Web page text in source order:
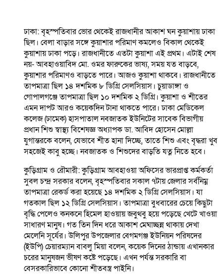
ঢাকা: বৃহস্পতিবার ভোর থেকেই রাজধানীর আকাশ ঘন কুয়াশায় ঢাকা
ছিল। বেলা বাড়ার সঙ্গে কুয়াশার পরিমাণ কমলেও বিকাল থেকেই
কুয়াশায় ঢাকা পড়ে। রাজধানীতে এতটা কুয়াশা এই প্রথম। এটাই শেষ
নয়- আবহাওয়াবিদ মো. ওমর ফারুকের ভাষ্য, সময় যত বাড়বে,
কুয়াশার পরিমাণও বাড়তে পারে। আজও কুয়াশা থাকবে। রাজধানীতে
তাপমাত্রা ছিল ১৪ দশমিক ৮ ডিগ্রি সেলসিয়াস। চুয়াডাঙ্গা ও
গোপালগঞ্জে তাপমাত্রা ছিল ১০ দশমিক ২ ডিগ্রি। কুয়াশা ও শীতের
এমন দাপট আরও কয়েকদিন টানা থাকতে পারে। ঢাকা মেডিকেল
কলেজ (ঢামেক) হাসপাতাল নবজাতক ইউনিটের সাবেক বিভাগীয়
প্রধান শিশু স্বাস্থ্য বিশেষজ্ঞ অধ্যাপক ডা. আবিদ হোসেন মোল্লা
যুগান্তরকে বলেন, যেভাবে শীত হানা দিচ্ছে, তাতে শিশু এবং বৃদ্ধরা খুব
সহজেই কাবু হচ্ছে। নবজাতক ও শিশুদের বাড়তি যত্ন নিতে হবে।
কুড়িগ্রাম ও রৌমারী: কুড়িগ্রাম আবহাওয়া অফিসের ভারপ্রাপ্ত কর্মকর্তা
সুবল চন্দ্র সরকার বলেন, বৃহস্পতিবার সকাল ৭টায় জেলার সর্বনিম্ন
তাপমাত্রা রেকর্ড করা হয়েছে ১৪ দশমিক ২ ডিগ্রি সেলসিয়াস। যা
গতকাল ছিল ১২ ডিগ্রি সেলসিয়াস। তাপমাত্রা বুধবারের চেয়ে কিছুটা
বৃদ্ধি পেলেও কনকনে হিমেল হাওয়ায় জবুথবু হয়ে পড়েছে খেটে খাওয়া
সাধারণ মানুষ। গত তিন দিন ধরে আকাশ মেঘাচ্ছন্ন থাকায় দেখা
মেলেনি সূর্যের। উলিপুর উপজেলার বেগমগঞ্জ ইউনিয়ন পরিষদের
(ইউপি) চেয়ারম্যান বাবলু মিয়া বলেন, কয়েক দিনের ঠান্ডায় এখানকার
চরের মানুষজন ভীষণ কষ্টে পড়েছে। এখন পর্যন্ত সরকারি বা
বেসরকারিভাবে কোনো শীতবস্ত্র পাইনি।